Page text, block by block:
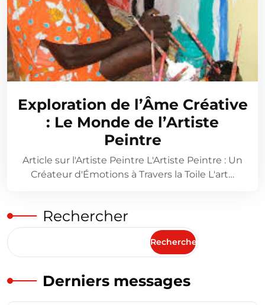
Exploration de l’Âme Créative
: Le Monde de l’Artiste
Peintre
Article sur l'Artiste Peintre L'Artiste Peintre : Un
Créateur d'Émotions à Travers la Toile L'art…
Rechercher
Rechercher
Derniers messages